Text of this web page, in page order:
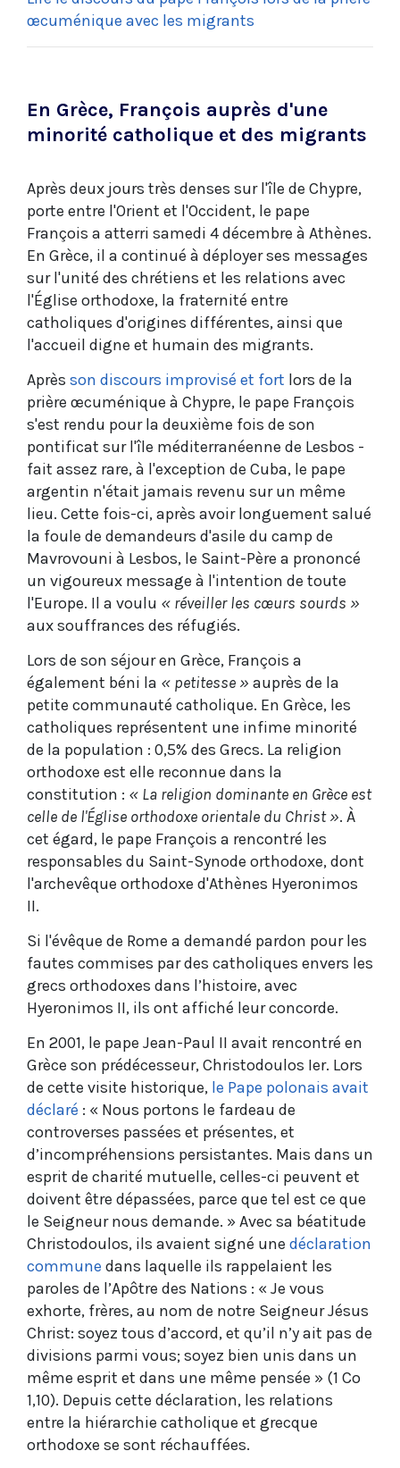
œcuménique avec les migrants
En Grèce, François auprès d'une
minorité catholique et des migrants
Après deux jours très denses sur l'île de Chypre,
porte entre l'Orient et l'Occident, le pape
François a atterri samedi 4 décembre à Athènes.
En Grèce, il a continué à déployer ses messages
sur l'unité des chrétiens et les relations avec
l'Église orthodoxe, la fraternité entre
catholiques d'origines différentes, ainsi que
l'accueil digne et humain des migrants.
Après son discours improvisé et fort lors de la
prière œcuménique à Chypre, le pape François
s'est rendu pour la deuxième fois de son
pontificat sur l'île méditerranéenne de Lesbos -
fait assez rare, à l'exception de Cuba, le pape
argentin n'était jamais revenu sur un même
lieu. Cette fois-ci, après avoir longuement salué
la foule de demandeurs d'asile du camp de
Mavrovouni à Lesbos, le Saint-Père a prononcé
un vigoureux message à l'intention de toute
l'Europe. Il a voulu « réveiller les cœurs sourds »
aux souffrances des réfugiés.
Lors de son séjour en Grèce, François a
également béni la « petitesse » auprès de la
petite communauté catholique. En Grèce, les
catholiques représentent une infime minorité
de la population : 0,5% des Grecs. La religion
orthodoxe est elle reconnue dans la
constitution : « La religion dominante en Grèce est
celle de l'Église orthodoxe orientale du Christ ». À
cet égard, le pape François a rencontré les
responsables du Saint-Synode orthodoxe, dont
l'archevêque orthodoxe d'Athènes Hyeronimos
II.
Si l'évêque de Rome a demandé pardon pour les
fautes commises par des catholiques envers les
grecs orthodoxes dans l’histoire, avec
Hyeronimos II, ils ont affiché leur concorde.
En 2001, le pape Jean-Paul II avait rencontré en
Grèce son prédécesseur, Christodoulos Ier. Lors
de cette visite historique, le Pape polonais avait
déclaré : « Nous portons le fardeau de
controverses passées et présentes, et
d’incompréhensions persistantes. Mais dans un
esprit de charité mutuelle, celles-ci peuvent et
doivent être dépassées, parce que tel est ce que
le Seigneur nous demande. » Avec sa béatitude
Christodoulos, ils avaient signé une déclaration
commune dans laquelle ils rappelaient les
paroles de l’Apôtre des Nations : « Je vous
exhorte, frères, au nom de notre Seigneur Jésus
Christ: soyez tous d’accord, et qu’il n’y ait pas de
divisions parmi vous; soyez bien unis dans un
même esprit et dans une même pensée » (1 Co
1,10). Depuis cette déclaration, les relations
entre la hiérarchie catholique et grecque
orthodoxe se sont réchauffées.